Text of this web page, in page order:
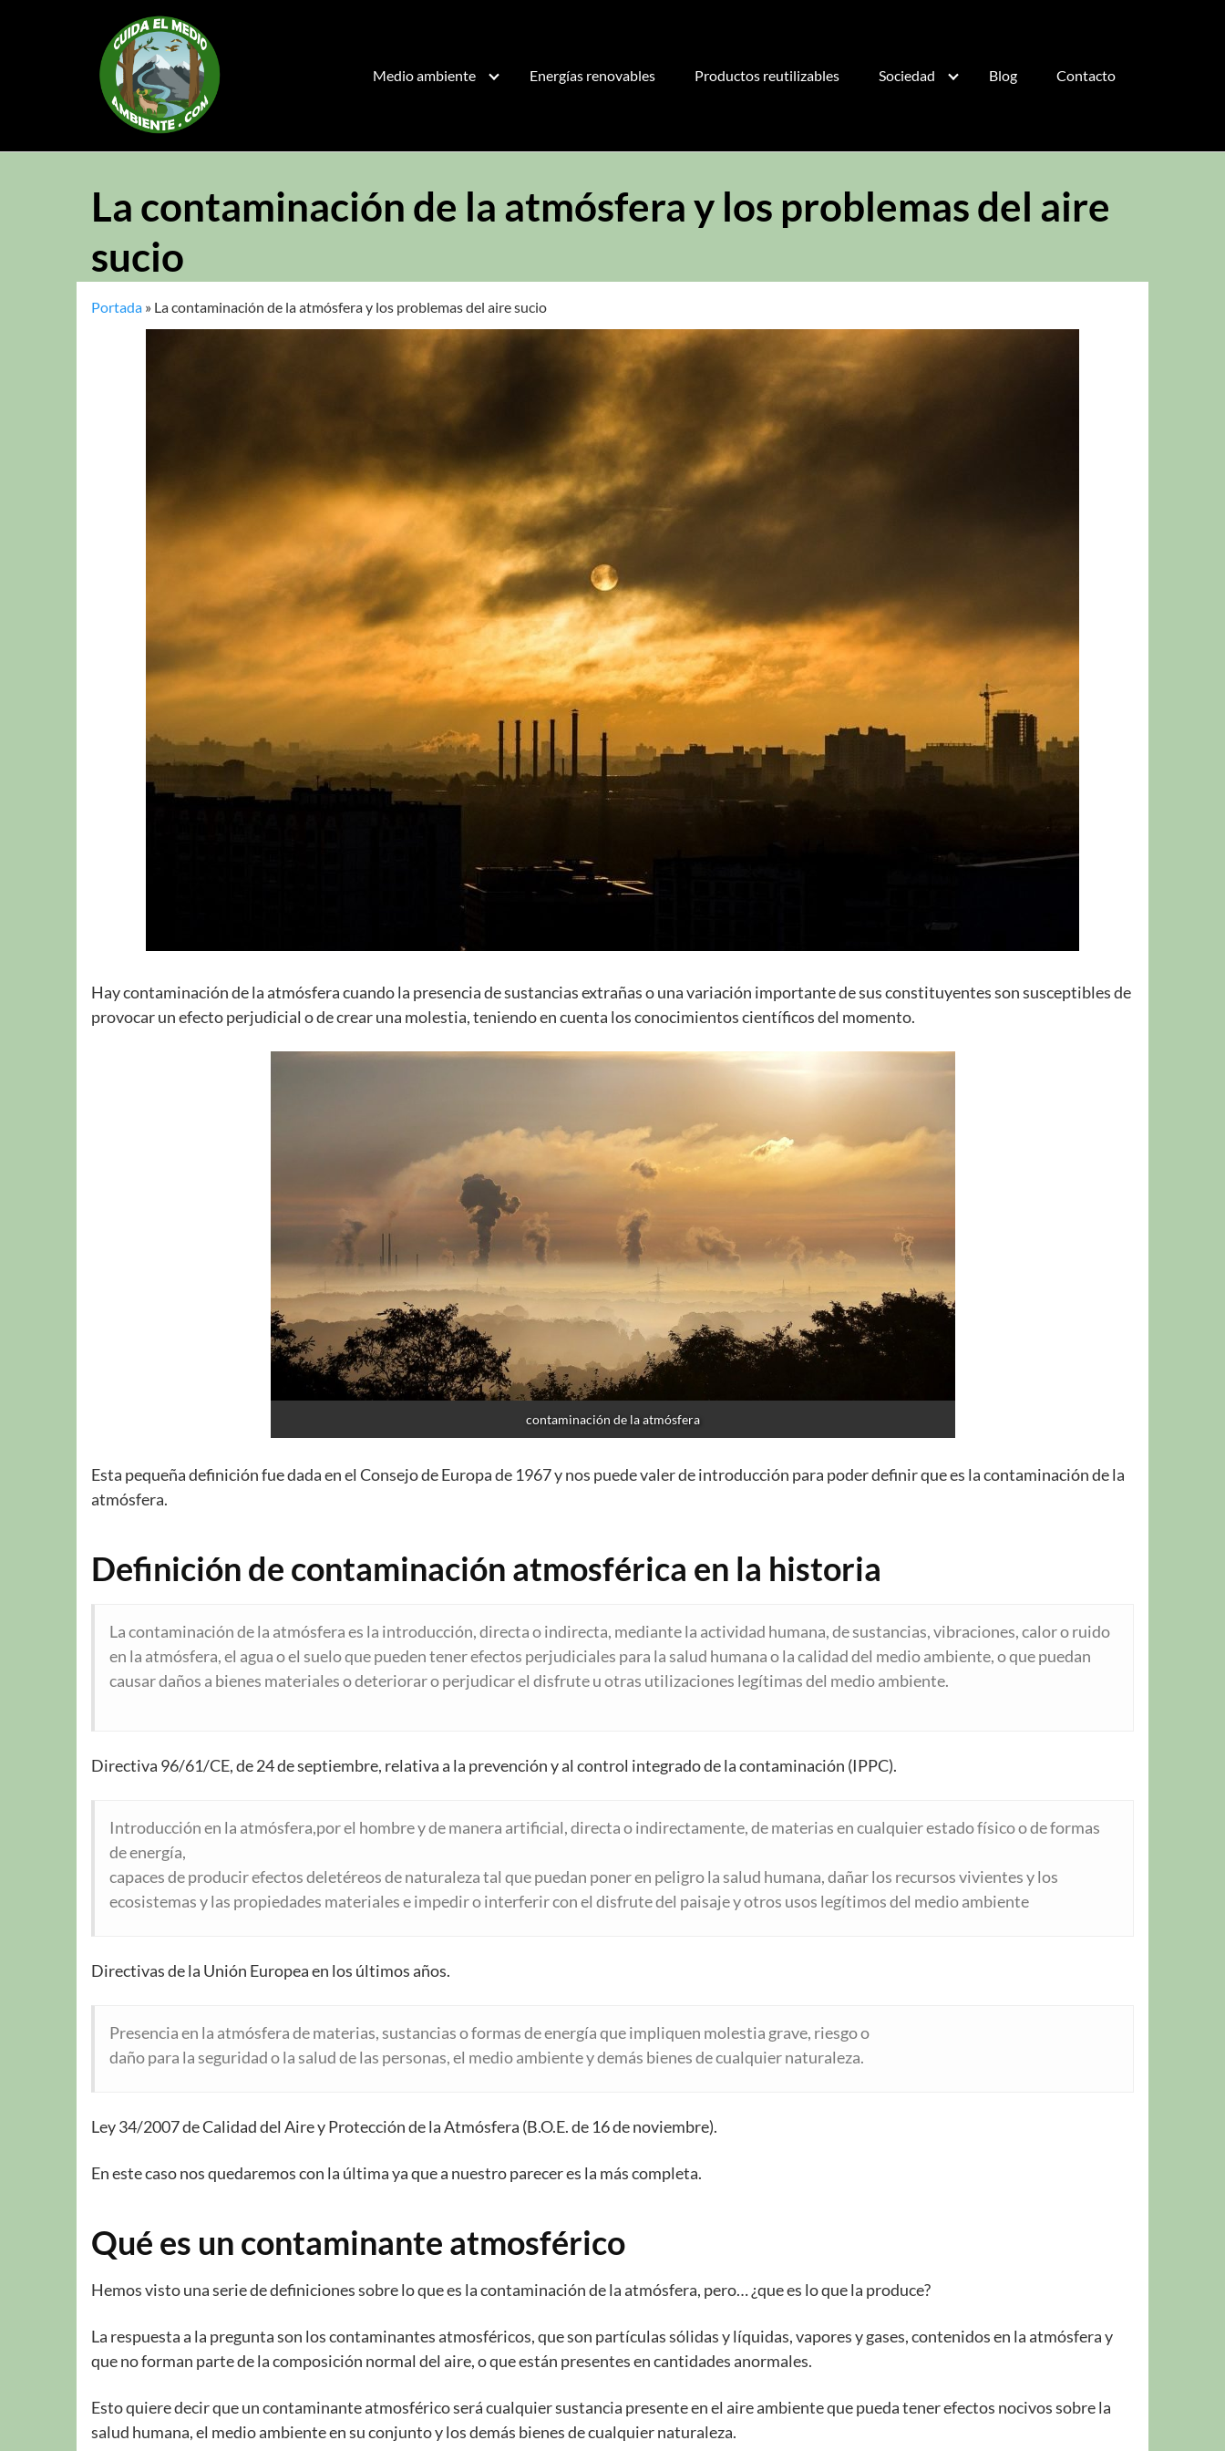
Medio ambiente
Energías renovables Productos reutilizables Sociedad Blog Contacto
La contaminación de la atmósfera y los problemas del aire
sucio
Portada » La contaminación de la atmósfera y los problemas del aire sucio
Hay contaminación de la atmósfera cuando la presencia de sustancias extrañas o una variación importante de sus constituyentes son susceptibles de
provocar un efecto perjudicial o de crear una molestia, teniendo en cuenta los conocimientos científicos del momento.
contaminación de la atmósfera
Esta pequeña definición fue dada en el Consejo de Europa de 1967 y nos puede valer de introducción para poder definir que es la contaminación de la
atmósfera.
Definición de contaminación atmosférica en la historia
La contaminación de la atmósfera es la introducción, directa o indirecta, mediante la actividad humana, de sustancias, vibraciones, calor o ruido
en la atmósfera, el agua o el suelo que pueden tener efectos perjudiciales para la salud humana o la calidad del medio ambiente, o que puedan
causar daños a bienes materiales o deteriorar o perjudicar el disfrute u otras utilizaciones legítimas del medio ambiente.
Directiva 96/61/CE, de 24 de septiembre, relativa a la prevención y al control integrado de la contaminación (IPPC).
Introducción en la atmósfera,por el hombre y de manera artificial, directa o indirectamente, de materias en cualquier estado físico o de formas
de energía,
capaces de producir efectos deletéreos de naturaleza tal que puedan poner en peligro la salud humana, dañar los recursos vivientes y los
ecosistemas y las propiedades materiales e impedir o interferir con el disfrute del paisaje y otros usos legítimos del medio ambiente
Directivas de la Unión Europea en los últimos años.
Presencia en la atmósfera de materias, sustancias o formas de energía que impliquen molestia grave, riesgo o
daño para la seguridad o la salud de las personas, el medio ambiente y demás bienes de cualquier naturaleza.
Ley 34/2007 de Calidad del Aire y Protección de la Atmósfera (B.O.E. de 16 de noviembre).
En este caso nos quedaremos con la última ya que a nuestro parecer es la más completa.
Qué es un contaminante atmosférico
Hemos visto una serie de definiciones sobre lo que es la contaminación de la atmósfera, pero… ¿que es lo que la produce?
La respuesta a la pregunta son los contaminantes atmosféricos, que son partículas sólidas y líquidas, vapores y gases, contenidos en la atmósfera y
que no forman parte de la composición normal del aire, o que están presentes en cantidades anormales.
Esto quiere decir que un contaminante atmosférico será cualquier sustancia presente en el aire ambiente que pueda tener efectos nocivos sobre la
salud humana, el medio ambiente en su conjunto y los demás bienes de cualquier naturaleza.